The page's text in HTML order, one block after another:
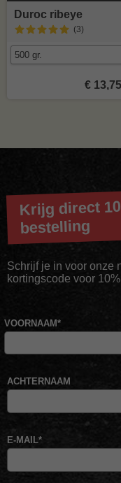
Duroc ribeye
(3)
€ 13,75
Krijg direct
bestelling
Schrijf je in voor onze
kortingscode voor
VOORNAAM*
ACHTERNAAM
E-MAIL*